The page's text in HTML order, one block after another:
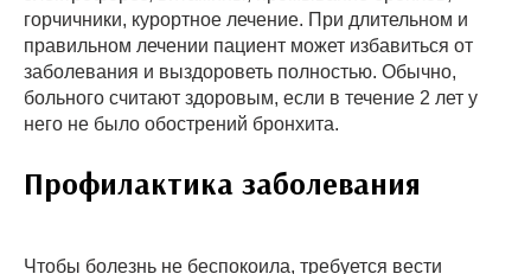
горчичники, курортное лечение. При длительном и
правильном лечении пациент может избавиться от
заболевания и выздороветь полностью. Обычно,
больного считают здоровым, если в течение 2 лет у
него не было обострений бронхита.
Профилактика заболевания
Чтобы болезнь не беспокоила, требуется вести